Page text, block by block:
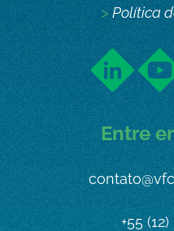
> Política
Entre
+55